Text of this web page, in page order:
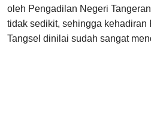
oleh Pengadilan Negeri
tidak sedikit, sehingga kehadiran
Tangsel dinilai sudah sangat